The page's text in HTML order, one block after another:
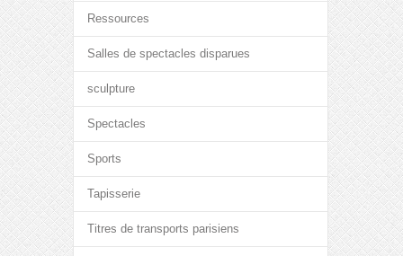
Ressources
Salles de spectacles disparues
sculpture
Spectacles
Sports
Tapisserie
Titres de transports parisiens